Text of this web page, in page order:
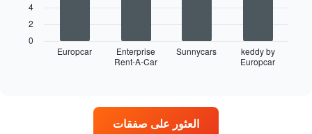
يعرض
التالي
شركات
keddy by
Europcar
Sunnycars
Enterprise
Rent-A-Car
Europcar
0
2
4
العثور على صفقات